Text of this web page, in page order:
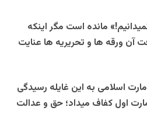
مانده است مگر اینکه
آن ورقه ها و تحریریه ها عنایت
اسلامی به این غایله رسیدگی
اول کفاف میداد؛ حق و عدالت